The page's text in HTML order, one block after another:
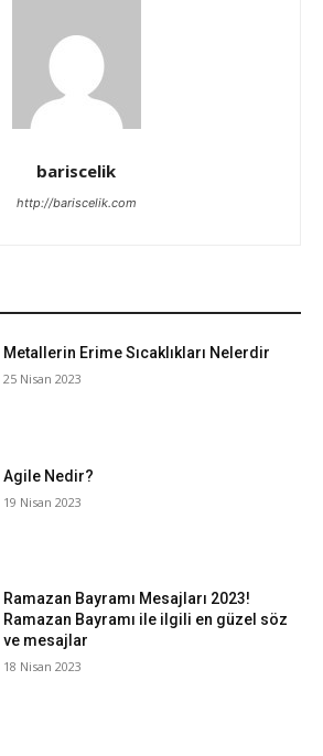
bariscelik
http://bariscelik.com
Metallerin Erime Sıcaklıkları Nelerdir
25 Nisan 2023
Agile Nedir?
19 Nisan 2023
Ramazan Bayramı Mesajları 2023!
Ramazan Bayramı ile ilgili en güzel söz
ve mesajlar
18 Nisan 2023